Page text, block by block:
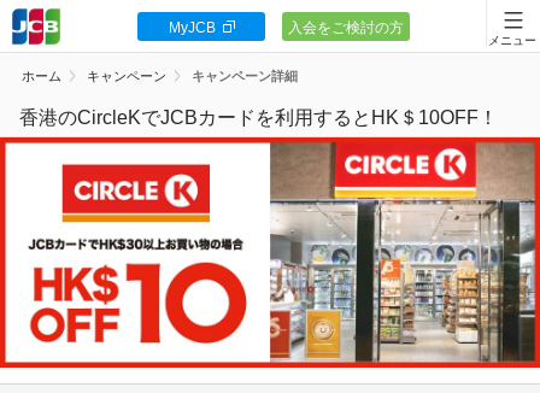
会員向け情報
JCBカードの基本
キャンペーン
ポイント・優待
安全・安心
お客様サポート
入会をご検討の方
MyJCB
ホーム キャンペーン キャンペーン詳細
香港のCircleKでJCBカードを利用するとHK＄10OFF！